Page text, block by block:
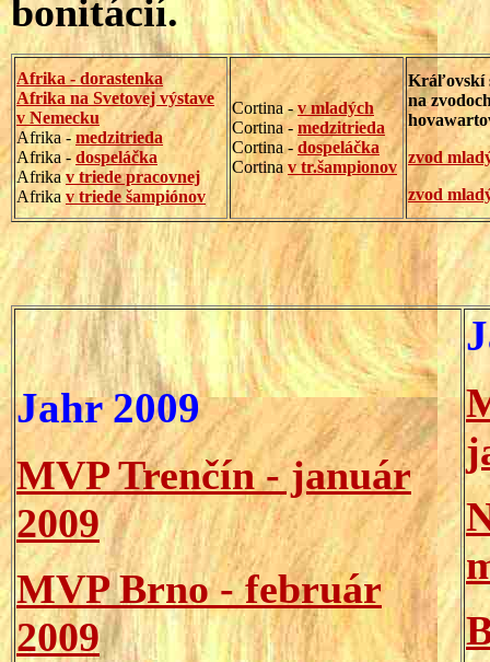
bonitácií.
Afrika - dorastenka
Afrika na Svetovej výstave
v Nemecku
Afrika -medzitrieda
Afrika - dospeláčka
Afrikav triede pracovnej
Afrika v triede šampiónov
Cortina -v mladých
Cortina - medzitrieda
Cortina - dospeláčka
Cortinav tr.šampionov
Kráľovskí
na
zvod
zvod
Jahr 2009
MVP Trenčín - január
2009
MVP Brno - február
2009